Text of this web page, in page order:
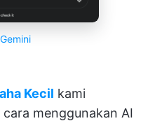
Gemini
Kecil kami
menggunakan AI